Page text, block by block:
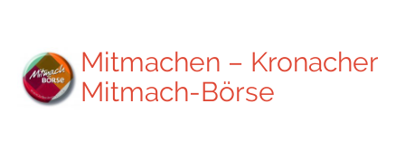
Mitmachen – Kronacher
Mitmach-Börse